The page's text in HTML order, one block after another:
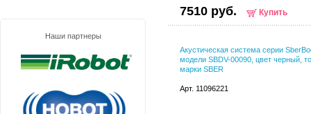
7510 руб. Купить
Акустическая система серии
модели SBDV-00090, цвет черный,
марки SBER
Арт. 11096221
Наши партнеры